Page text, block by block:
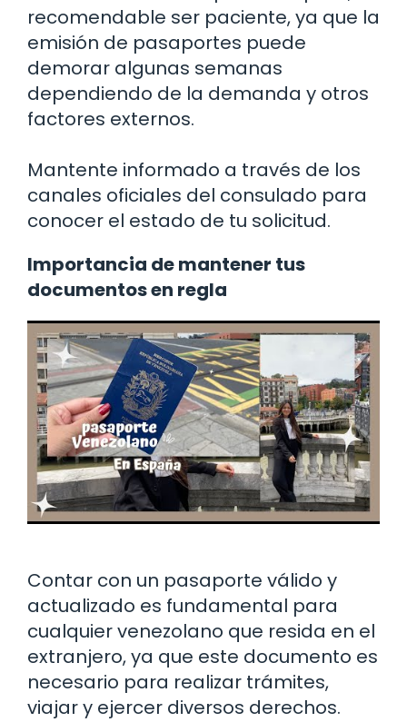
recomendable ser paciente, ya que la
emisión de pasaportes puede
demorar algunas semanas
dependiendo de la demanda y otros
factores externos.
Mantente informado a través de los
canales oficiales del consulado para
conocer el estado de tu solicitud.
Importancia de mantener tus
documentos en regla
Contar con un pasaporte válido y
actualizado es fundamental para
cualquier venezolano que resida en el
extranjero, ya que este documento es
necesario para realizar trámites,
viajar y ejercer diversos derechos.